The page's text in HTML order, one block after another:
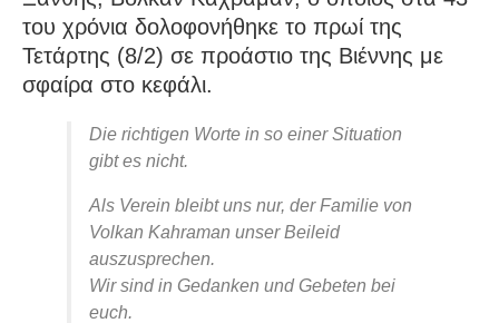
του χρόνια δολοφονήθηκε το πρωί της
Τετάρτης (8/2) σε προάστιο της Βιέννης με
σφαίρα στο κεφάλι.
Die richtigen Worte in so einer Situation
gibt es nicht.
Als Verein bleibt uns nur, der Familie von
Volkan Kahraman unser Beileid
auszusprechen.
Wir sind in Gedanken und Gebeten bei
euch.